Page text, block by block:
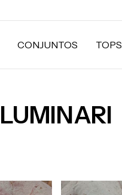
CONJUNTOS TOPS
LUMINARI